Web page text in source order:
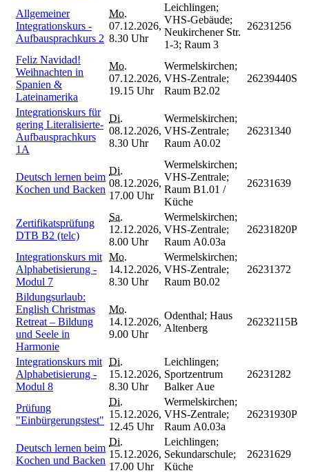
Allgemeiner
Integrationskurs -
Aufbausprachkurs 2
Mo.
07.12.2026,
8.30 Uhr
Leichlingen;
VHS-Gebäude;
Neukirchener Str.
1-3; Raum 3
26231256
Feliz Navidad!
Weihnachten in
Spanien &
Lateinamerika
Mo.
07.12.2026,
19.15 Uhr
Wermelskirchen;
VHS-Zentrale;
Raum B2.02
26239440S
Integrationskurs für
gering Literalisierte-
Aufbausprachkurs
1A
Di.
08.12.2026,
8.30 Uhr
Wermelskirchen;
VHS-Zentrale;
Raum A0.02
26231340
Deutsch lernen beim
Kochen und Backen
Di.
08.12.2026,
17.00 Uhr
Wermelskirchen;
VHS-Zentrale;
Raum B1.01 /
Küche
26231639
Zertifikatsprüfung
DTB B2 (telc)
Sa.
12.12.2026,
8.00 Uhr
Wermelskirchen;
VHS-Zentrale;
Raum A0.03a
26231820P
Integrationskurs mit
Alphabetisierung -
Modul 7
Mo.
14.12.2026,
8.30 Uhr
Wermelskirchen;
VHS-Zentrale;
Raum B0.02
26231372
Bildungsurlaub:
English Christmas
Retreat – Bildung
und Seele in
Harmonie
Mo.
14.12.2026,
9.00 Uhr
Odenthal; Haus
Altenberg
26232115B
Integrationskurs mit
Alphabetisierung -
Modul 8
Di.
15.12.2026,
8.30 Uhr
Leichlingen;
Sportzentrum
Balker Aue
26231282
Prüfung
"Einbürgerungstest"
Di.
15.12.2026,
12.45 Uhr
Wermelskirchen;
VHS-Zentrale;
Raum A0.03a
26231930P
Deutsch lernen beim
Kochen und Backen
Di.
15.12.2026,
17.00 Uhr
Leichlingen;
Sekundarschule;
Küche
26231629